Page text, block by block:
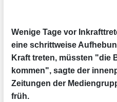
Wenige Tage vor
eine schrittweise
Kraft treten, müssten "die
kommen", sagte der
Zeitungen der
früh.